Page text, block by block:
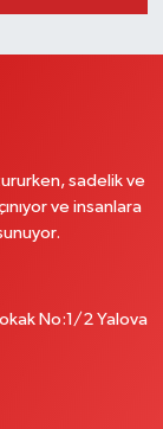
sadelik ve
ve insanlara
No:1/2 Yalova